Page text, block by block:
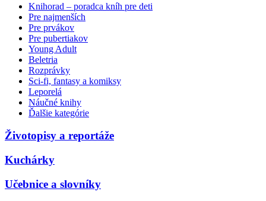
Knihorad – poradca kníh pre deti
Pre najmenších
Pre prvákov
Pre pubertiakov
Young Adult
Beletria
Rozprávky
Sci-fi, fantasy a komiksy
Leporelá
Náučné knihy
Ďalšie kategórie
Životopisy a reportáže
Kuchárky
Učebnice a slovníky